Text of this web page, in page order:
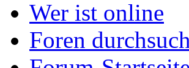
Wer ist online
Foren